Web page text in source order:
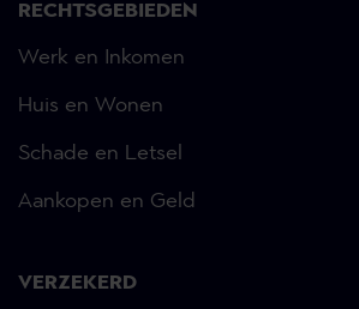
RECHTSGEBIEDEN
Werk en Inkomen
Huis en Wonen
Schade en Letsel
Aankopen en Geld
VERZEKERD